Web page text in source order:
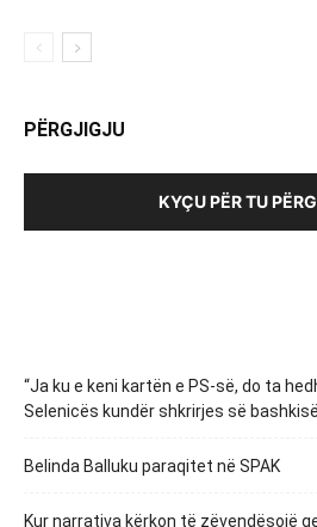
PËRGJIGJU
KYÇU PËR TU
“Ja ku e keni kartën e PS-së, do ta
Selenicës kundër shkrirjes së
Belinda Balluku paraqitet në SPAK
Kur narrativa kërkon të zëvendësojë